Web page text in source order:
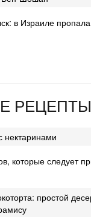
в Израиле
РЕЦЕПТЫ
которые следует
простой